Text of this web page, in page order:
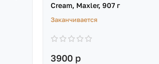
Cream, Maxler, 907 г
Заканчивается
3900 р